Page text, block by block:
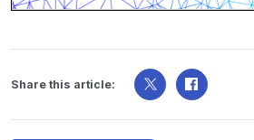
Share this article: